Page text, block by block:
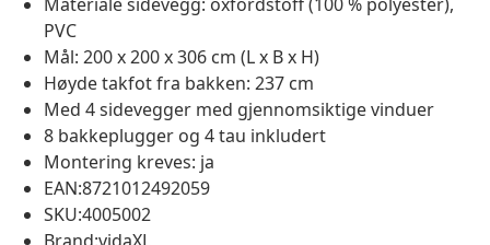
PVC
Mål: 200 x 200 x 306 cm (L x B x H)
Høyde takfot fra bakken: 237 cm
Med 4 sidevegger med gjennomsiktige vinduer
8 bakkeplugger og 4 tau inkludert
Montering kreves: ja
EAN:8721012492059
SKU:4005002